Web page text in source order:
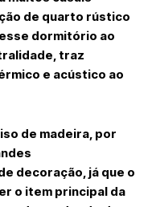
de quarto rústico
dormitório ao
traz
e acústico ao
de madeira, por
decoração, já que o
o item principal da